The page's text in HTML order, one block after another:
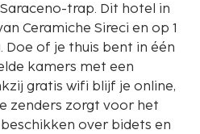
trap. Dit hotel in
Ceramiche Sireci en op 1
Doe of je thuis bent in één
kamers met een
gratis wifi blijf je online,
zenders zorgt voor het
over bidets en